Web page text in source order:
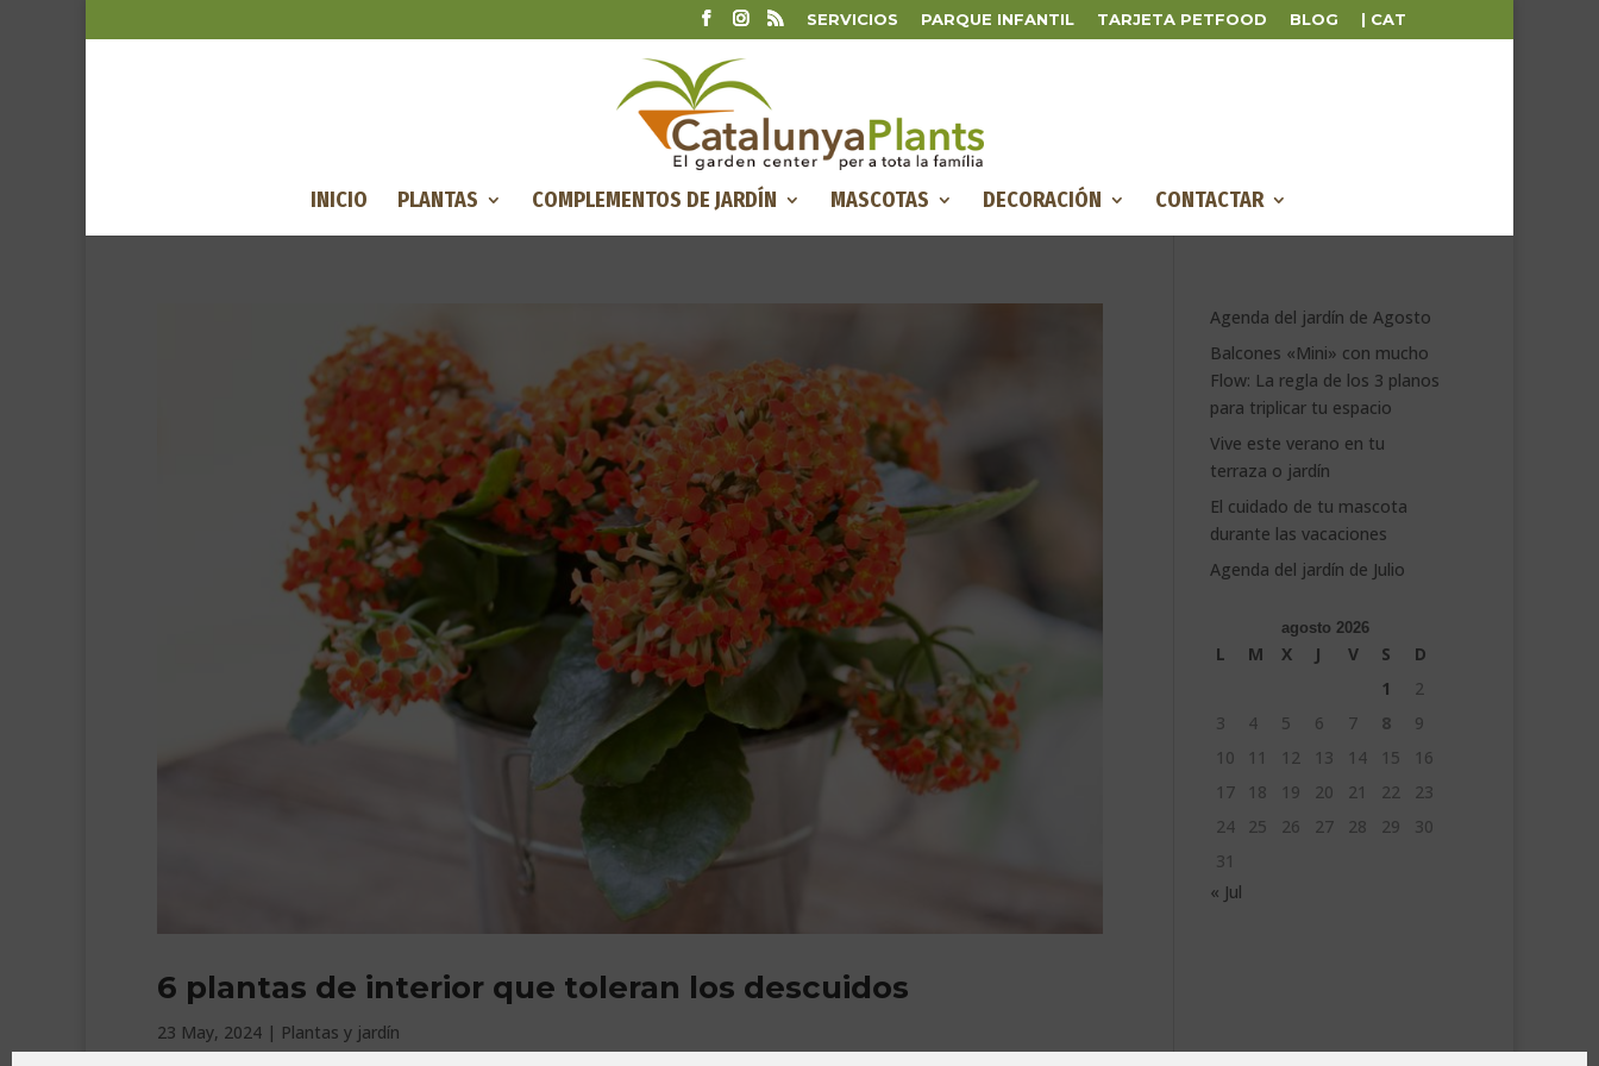
SERVICIOS PARQUE INFANTIL TARJETA PETFOOD BLOG | CAT
INICIO PLANTAS COMPLEMENTOS DE JARDÍN MASCOTAS DECORACIÓN CONTACTAR
6 plantas de interior que toleran los descuidos
23 May, 2024 | Plantas y jardín
Agenda del jardín de Agosto
Balcones «Mini» con mucho
Flow: La regla de los 3 planos
para triplicar tu espacio
Vive este verano en tu
terraza o jardín
El cuidado de tu mascota
durante las vacaciones
Agenda del jardín de Julio
agosto 2026
L M X J V S
D
1
2
3
4 5 6 7 8
9
10
11 12 13 14 15
16
17
18 19 20 21 22
23
24
25 26 27 28 29
30
31
« Jul